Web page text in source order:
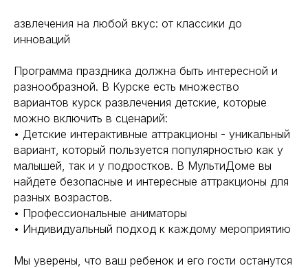
азвлечения на любой вкус: от классики до
инноваций
Программа праздника должна быть интересной и
разнообразной. В Курске есть множество
вариантов курск развлечения детские, которые
можно включить в сценарий:
• Детские интерактивные аттракционы - уникальный
вариант, который пользуется популярностью как у
малышей, так и у подростков. В МультиДоме вы
найдете безопасные и интересные аттракционы для
разных возрастов.
• Профессиональные аниматоры
• Индивидуальный подход к каждому мероприятию
Мы уверены, что ваш ребенок и его гости останутся